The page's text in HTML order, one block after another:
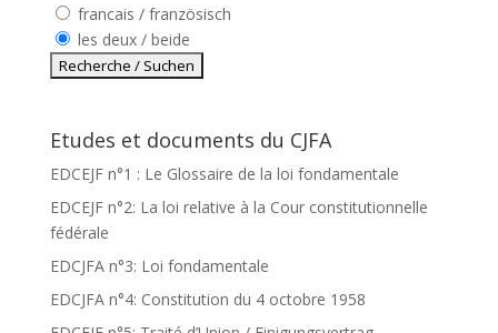
francais / französisch
les deux / beide
Etudes et documents du CJFA
EDCEJF n°1 : Le Glossaire de la loi fondamentale
EDCEJF n°2: La loi relative à la Cour constitutionnelle
fédérale
EDCJFA n°3: Loi fondamentale
EDCJFA n°4: Constitution du 4 octobre 1958